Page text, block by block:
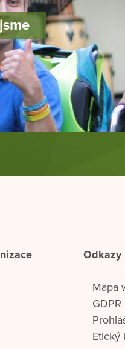
Odkazy
Mapa
GDPR
Etický